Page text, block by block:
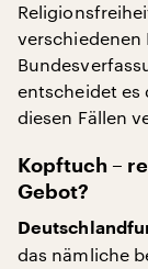
verschiedenen
entscheidet es
diesen Fällen
Kopftuch –
Gebot?
das nämliche